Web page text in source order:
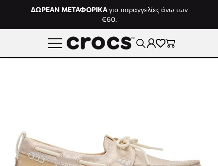
Μετάβαση στο περιεχόμενο
ΔΩΡΕΑΝ ΜΕΤΑΦΟΡΙΚΑγια παραγγελίες άνω των
€60.